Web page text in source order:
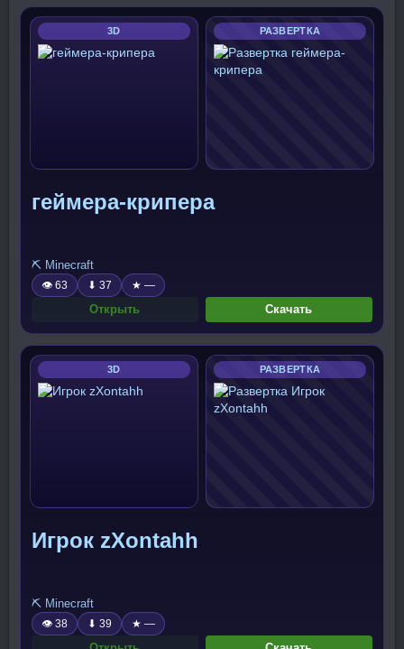
3D РАЗВЕРТКА
геймера-крипера
⛏️ Minecraft
👁 63 ⬇ 37 ★ —
Открыть Скачать
3D РАЗВЕРТКА
Игрок zXontahh
⛏️ Minecraft
👁 38 ⬇ 39 ★ —